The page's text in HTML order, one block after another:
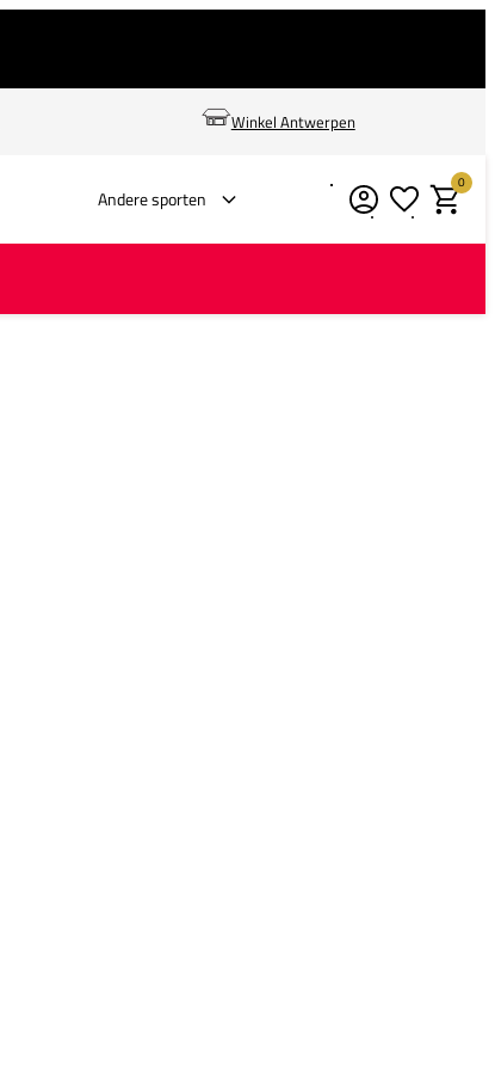
Winkel Antwerpen
Andere sporten Verlanglijstje
0